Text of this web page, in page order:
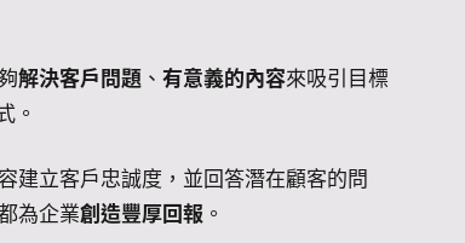
解決客戶問題 、 有意義的內容來吸引目標
。
建立客戶忠誠度，並回答潛在顧客的問
為企業創造豐厚回報 。